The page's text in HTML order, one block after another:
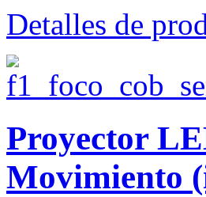
Detalles de
Proyector
Movimiento